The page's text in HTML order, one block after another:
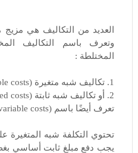
العديد من التكاليف هي مزيج
وتعرف باسم التكاليف
المختلطة :
1. تكاليف شبه متغيرة (semi-variable costs).
2. أو تكاليف شبه ثابتة (semi-fixed costs).
تعرف أيضًا باسم (step variable costs).
تحتوي التكلفة شبه
يجب دفع مبلغ ثابت أساسي